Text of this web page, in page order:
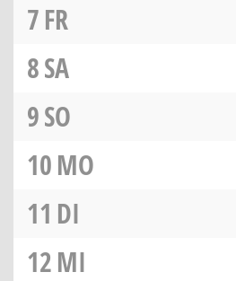
7FR
8SA
9SO
10MO
11 DI
12MI